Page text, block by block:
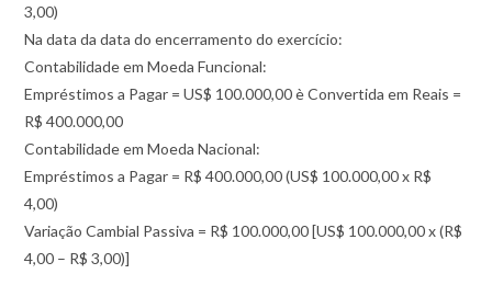
3,00)
Na data da data do encerramento do exercício:
Contabilidade em Moeda Funcional:
Empréstimos a Pagar = US$ 100.000,00 è Convertida em Reais =
R$ 400.000,00
Contabilidade em Moeda Nacional:
Empréstimos a Pagar = R$ 400.000,00 (US$ 100.000,00 x R$
4,00)
Variação Cambial Passiva = R$ 100.000,00 [US$ 100.000,00 x (R$
4,00 – R$ 3,00)]